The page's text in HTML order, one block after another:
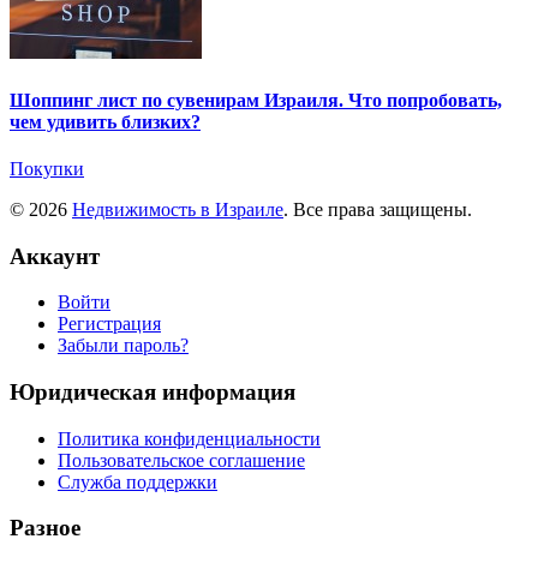
Шоппинг лист по сувенирам Израиля. Что попробовать,
чем удивить близких?
Покупки
© 2026 Недвижимость в Израиле. Все права защищены.
Аккаунт
Войти
Регистрация
Забыли пароль?
Юридическая информация
Политика конфиденциальности
Пользовательское соглашение
Служба поддержки
Разное